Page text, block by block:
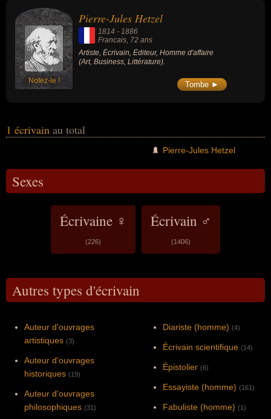
d'affaire. En ce qui concerne leurs nationalités au moment de leurs
morts, ils peuvent avoir été francais par exemple.
Notez-le !
Pierre-Jules Hetzel
1814 - 1886
Francais, 72 ans
Artiste, Écrivain, Éditeur, Homme d'affaire
(Art, Business, Littérature).
Tombe ►
1 écrivain au total
Pierre-Jules Hetzel
Sexes
Écrivaine ♀
(226)
Écrivain ♂
(1406)
Autres types d'écrivain
Auteur d'ouvrages
artistiques (3)
Auteur d'ouvrages
historiques (19)
Auteur d'ouvrages
philosophiques (31)
Diariste (homme) (4)
Écrivain scientifique (14)
Épistolier (6)
Essayiste (homme) (161)
Fabuliste (homme) (1)